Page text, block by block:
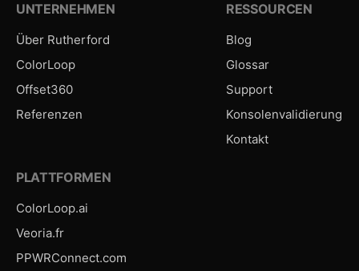
UNTERNEHMEN
Über Rutherford
ColorLoop
Offset360
Referenzen
RESSOURCEN
Blog
Glossar
Support
Konsolenvalidierung
Kontakt
PLATTFORMEN
ColorLoop.ai
Veoria.fr
PPWRConnect.com